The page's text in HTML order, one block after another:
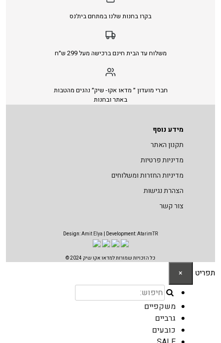
בקרו בחנות שלנו במתחם בית׳נס
משלוח עד הבית חינם ברכישה מעל 299 ש״ח
חברי מועדון ״ מדאו אקו- שיק״ נהנים מהטבות
באתר ובחנות
מידע נוסף
תקנון האתר
מדיניות פרטיות
מדיניות החזרות ומשלוחים
הצהרת נגישות
צור קשר
Design:Amit Elya | Development:AtarimTR
כל הזכויות שמורות למדאו אקו שיק 2024 ©
תפריט ×
משקפיים
גרביים
כובעים